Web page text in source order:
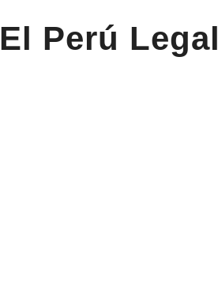
El Perú Legal